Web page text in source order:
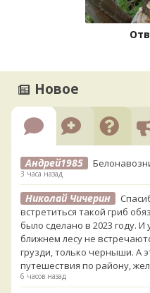
Новое
Андрей1985
3 часа назад
Николай Чичерин
встретиться такой гриб
было сделано в 2023 году.
ближнем лесу не
грузди, только черныши. А
путешествия по району,
6 часов назад